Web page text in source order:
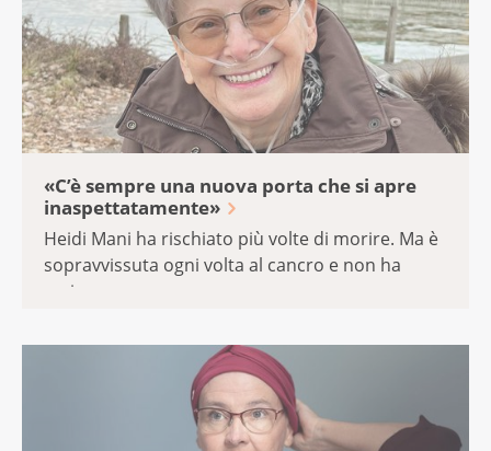
«C’è sempre una nuova porta che si apre
inaspettatamente»
Heidi Mani ha rischiato più volte di morire. Ma è
sopravvissuta ogni volta al cancro e non ha
mai ...